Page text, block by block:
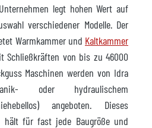
legt hohen Wert auf
verschiedener Modelle. Der
Warmkammer und Kaltkammer
Schließkräften von bis zu 46000
Maschinen werden von Idra
oder hydraulischem
angeboten. Dieses
hält für fast jede Baugröße und